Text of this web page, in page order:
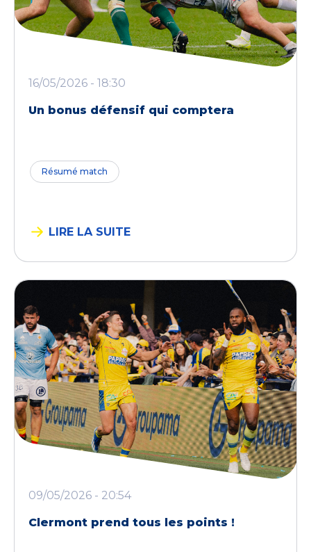
16/05/2026 - 18:30
Un bonus défensif qui comptera
Résumé match
LIRE LA SUITE
09/05/2026 - 20:54
Clermont prend tous les points !